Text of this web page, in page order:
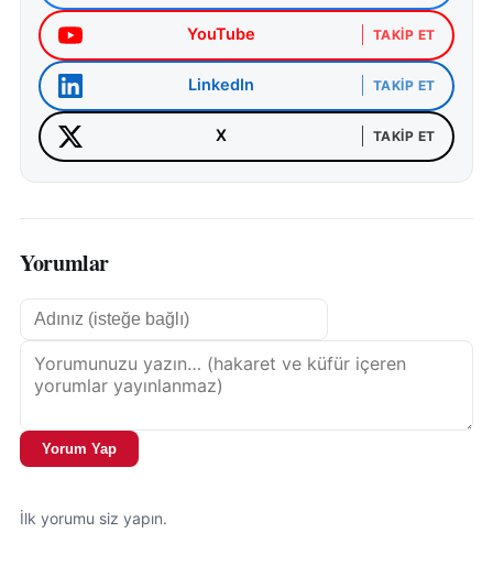
YouTube TAKIP ET
LinkedIn TAKIP ET
X TAKIP ET
Yorumlar
Yorum Yap
İlk yorumu siz yapın.